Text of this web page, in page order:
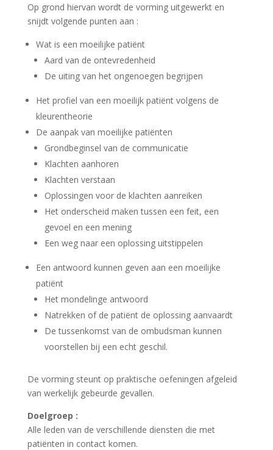
Op grond hiervan wordt de vorming uitgewerkt en
snijdt volgende punten aan :
Wat is een moeilijke patiënt
Aard van de ontevredenheid
De uiting van het ongenoegen begrijpen
Het profiel van een moeilijk patiënt volgens de
kleurentheorie
De aanpak van moeilijke patiënten
Grondbeginsel van de communicatie
Klachten aanhoren
Klachten verstaan
Oplossingen voor de klachten aanreiken
Het onderscheid maken tussen een feit, een
gevoel en een mening
Een weg naar een oplossing uitstippelen
Een antwoord kunnen geven aan een moeilijke
patiënt
Het mondelinge antwoord
Natrekken of de patiënt de oplossing aanvaardt
De tussenkomst van de ombudsman kunnen
voorstellen bij een echt geschil.
De vorming steunt op praktische oefeningen afgeleid
van werkelijk gebeurde gevallen.
Doelgroep :
Alle leden van de verschillende diensten die met
patiënten in contact komen.